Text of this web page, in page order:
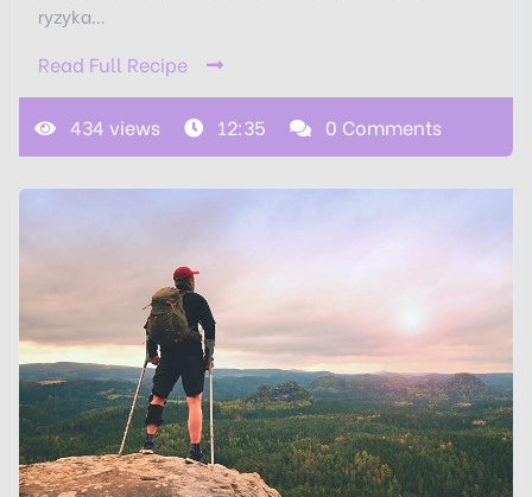
ryzyka…
Read Full Recipe
434 views 12:35 0 Comments